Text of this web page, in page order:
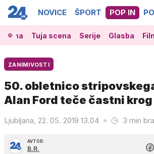
NOVICE ŠPORT POP IN
Tuja scena Serije Glasba
ZANIMIVOSTI
50. obletnico
Alan Ford teče častni krog
Ljubljana, 22. 05. 2019 13.04 3 min
AVTOR:
B.R.